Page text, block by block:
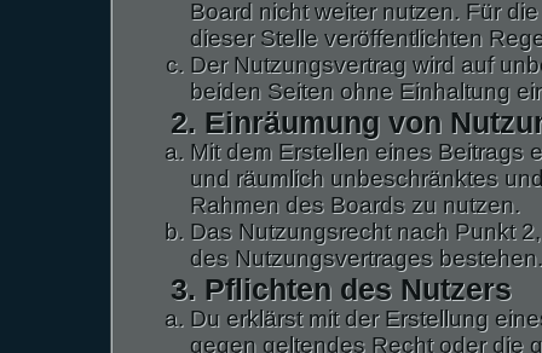
Board nicht weiter nutzen. Für
dieser Stelle veröffentlichten
Der Nutzungsvertrag wird auf
beiden Seiten ohne Einhaltung
2. Einräumung von
Mit dem Erstellen eines Beitrags
und räumlich unbeschränktes
Rahmen des Boards zu nutzen.
Das Nutzungsrecht nach Punkt
des Nutzungsvertrages bestehen.
3. Pflichten des Nutzers
Du erklärst mit der Erstellung
gegen geltendes Recht oder die